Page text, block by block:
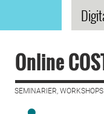
Online
SEMINARIER, WORKSHOPS |